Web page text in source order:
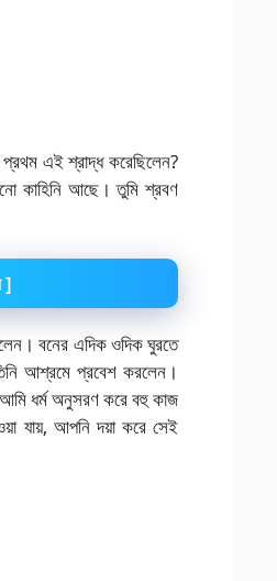
এই শ্রাদ্ধ করেছিলেন?
কাহিনি আছে। তুমি শ্রবণ
]
বনের এদিক ওদিক ঘুরতে
আশ্রমে প্রবেশ করলেন।
আমি ধর্ম অনুসরণ করে বহু কাজ
যায়, আপনি দয়া করে সেই